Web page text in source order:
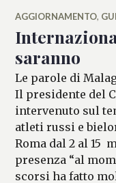
AGGIORNAMENTO,
saranno
Le parole di
Il presidente del
intervenuto sul
atleti russi e
Roma dal 2 al 15
presenza “al
scorsi ha fatto